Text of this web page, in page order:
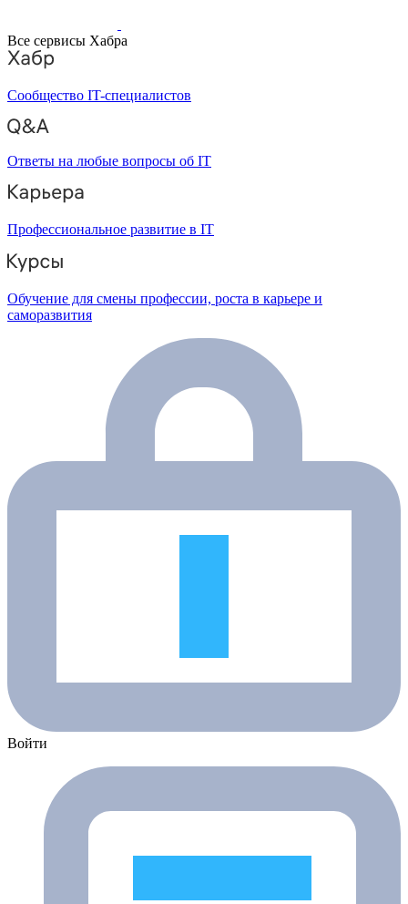
Все сервисы Хабра
Сообщество IT-специалистов
Ответы на любые вопросы об IT
Профессиональное развитие в IT
Обучение для смены профессии, роста в карьере и
саморазвития
Войти